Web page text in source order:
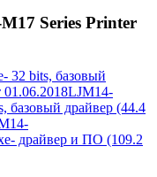
Series Printer
32 bits, базовый
01.06.2018LJM14-
базовый драйвер (44.4
драйвер и ПО (109.2